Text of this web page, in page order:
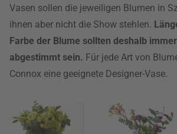
Vasen sollen die jeweiligen Blumen in
ihnen aber nicht die Show stehlen.
Farbe der Blume sollten deshalb
abgestimmt sein. Für jede Art von
Connox eine geeignete Designer-Vase.